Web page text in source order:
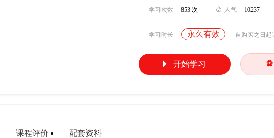
学习次数 853 次  人气 10237
学习时长 永久有效 自购买之日起
 开始学习 
课程评价 配套资料